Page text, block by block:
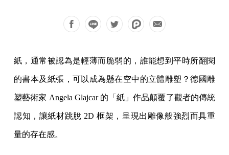
紙，通常被認為是輕薄而脆弱的，誰能想到平時所翻閱
的書本及紙張，可以成為懸在空中的立體雕塑？德國雕
塑藝術家 Angela Glajcar 的「紙」作品顛覆了觀者的傳統
認知，讓紙材跳脫 2D 框架，呈現出雕像般強烈而具重
量的存在感。